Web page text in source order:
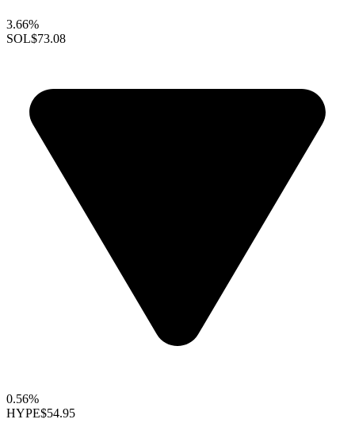
3.66%
SOL$73.08
0.56%
HYPE$54.95